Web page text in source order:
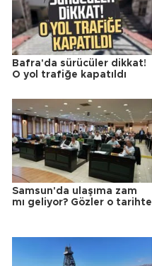
Bafra'da sürücüler dikkat!
O yol trafiğe kapatıldı
Samsun'da ulaşıma zam
mı geliyor? Gözler o tarihte